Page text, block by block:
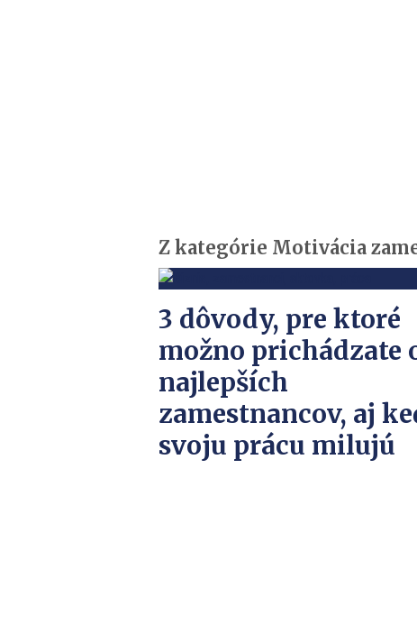
Z kategórie Motivácia
3 dôvody, pre ktoré
možno prichádzate
najlepších
zamestnancov, aj
svoju prácu milujú